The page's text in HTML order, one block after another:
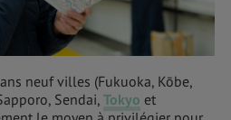
neuf villes (Fukuoka, Kōbe,
Sendai, Tokyo et